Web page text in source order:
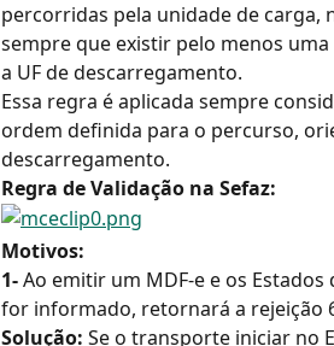
percorridas pela unidade de carga,
sempre que existir pelo menos
a UF de descarregamento.
Essa regra é aplicada sempre
ordem definida para o percurso,
descarregamento.
Regra de Validação na Sefaz:
Motivos:
1- Ao emitir um MDF-e e os
for informado, retornará a rejeição
Solução: Se o transporte iniciar no